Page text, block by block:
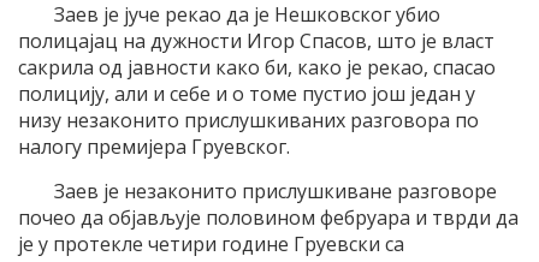
Заев је јуче рекао да је Нешковског убио
полицајац на дужности Игор Спасов, што је власт
сакрила од јавности како би, како је рекао, спасао
полицију, али и себе и о томе пустио још један у
низу незаконито прислушкиваних разговора по
налогу премијера Груевског.
Заев је незаконито прислушкиване разговоре
почео да објављује половином фебруара и тврди да
је у протекле четири године Груевски са